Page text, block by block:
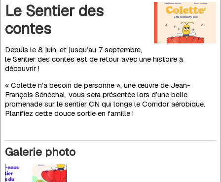
Le Sentier des
contes
Depuis le 8 juin, et jusqu’au 7 septembre,
le Sentier des contes est de retour avec une histoire à
découvrir !
« Colette n’a besoin de personne », une œuvre de Jean-
François Sénéchal, vous sera présentée lors d’une belle
promenade sur le sentier CN qui longe le Corridor aérobique.
Planifiez cette douce sortie en famille !
Galerie photo